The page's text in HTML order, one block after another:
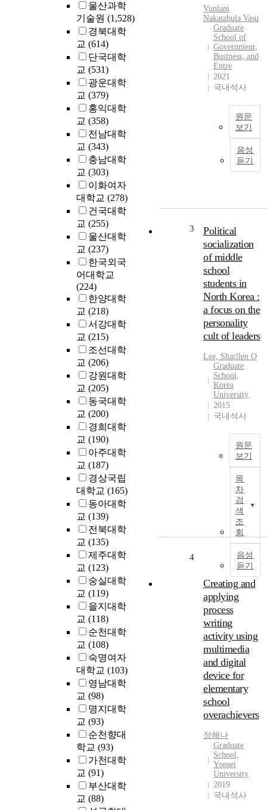
울산과학
기술원 (1,528)
경북대학
교 (614)
단국대학
교 (531)
광운대학
교 (379)
홍익대학
교 (358)
전남대학
교 (343)
충남대학
교 (303)
이화여자
대학교 (278)
건국대학
교 (255)
울산대학
교 (237)
한국외국
어대학교
(224)
한양대학
교 (218)
서강대학
교 (215)
조선대학
교 (206)
강원대학
교 (205)
동국대학
교 (200)
경희대학
교 (190)
아주대학
교 (187)
경상국립
대학교 (165)
동아대학
교 (139)
전북대학
교 (135)
제주대학
교 (123)
숭실대학
교 (119)
을지대학
교 (118)
순천대학
교 (108)
숙명여자
대학교 (103)
영남대학
교 (98)
명지대학
교 (93)
순천향대
학교 (93)
가천대학
교 (91)
부산대학
교 (88)
e
r
Vuniani
Nakatabula Vasu
Graduate
School of
Government,
Business, and
Entre
2021
국내석사
원문
보기
음성
듣기
a
3
Political
socialization
of middle
school
students in
North Korea :
a focus on the
personality
cult of leaders
Lee, Sharllen O
Graduate
School,
Korea
University
2015
국내석사
원문
보기
목
차
검
색
조
회
음성
듣기
s
4
Creating and
applying
process
writing
activity using
multimedia
and digital
device for
elementary
school
overachievers
정해나
Graduate
School,
Yonsei
University
2019
국내석사